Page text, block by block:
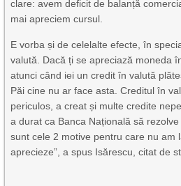
clare: avem deficit de balanță
mai apreciem cursul.
E vorba și de celelalte efecte, în
valută. Dacă ți se apreciază moneda
atunci când iei un credit în valută
Păi cine nu ar face asta. Creditul în
periculos, a creat și multe credite
a durat ca Banca Națională să
sunt cele 2 motive pentru care nu am
aprecieze”, a spus Isărescu, citat de